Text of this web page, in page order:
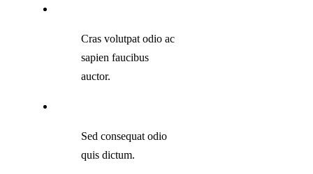
Cras volutpat odio ac
sapien faucibus
auctor.
Sed consequat odio
quis dictum.